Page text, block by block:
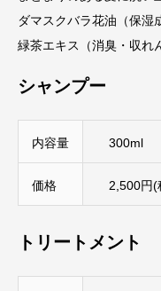
ダマスクバラ花油（保湿
緑茶エキス（消臭・収れ
シャンプー
内容量 300ml
価格 2,500円(
トリートメント